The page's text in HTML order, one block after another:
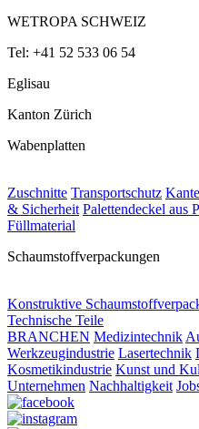
WETROPA SCHWEIZ
Tel: +41 52 533 06 54
Eglisau
Kanton Zürich
Wabenplatten
Zuschnitte Transportschutz
& Sicherheit Palettendeckel aus
Füllmaterial
Schaumstoffverpackungen
Konstruktive
Technische Teile
BRANCHEN Medizintechnik
Werkzeugindustrie Lasertechnik
Kosmetikindustrie Kunst und
Unternehmen Nachhaltigkeit